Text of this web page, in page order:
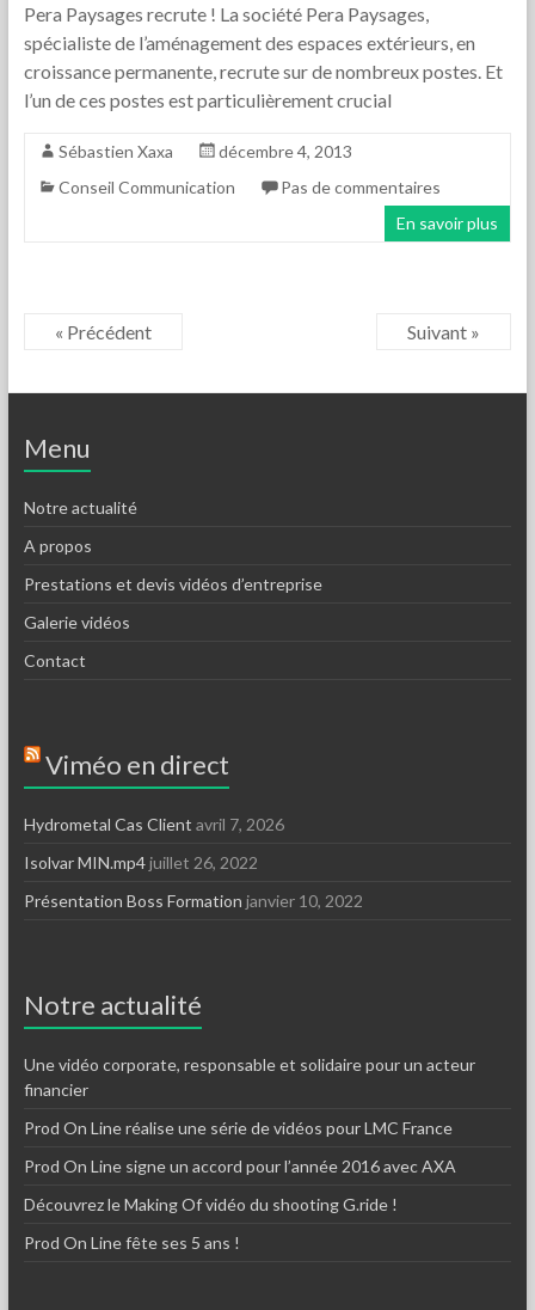
Pera Paysages recrute ! La société Pera Paysages,
spécialiste de l’aménagement des espaces extérieurs, en
croissance permanente, recrute sur de nombreux postes. Et
l’un de ces postes est particulièrement crucial
Sébastien Xaxa
décembre 4, 2013
Conseil Communication
Pas de commentaires
En savoir plus
« Précédent Suivant »
Menu
Notre actualité
A propos
Prestations et devis vidéos d’entreprise
Galerie vidéos
Contact
Viméo en direct
Hydrometal Cas Client avril 7, 2026
Isolvar MIN.mp4juillet 26, 2022
Présentation Boss Formation janvier 10, 2022
Notre actualité
Une vidéo corporate, responsable et solidaire pour un acteur
financier
Prod On Line réalise une série de vidéos pour LMC France
Prod On Line signe un accord pour l’année 2016 avec AXA
Découvrez le Making Of vidéo du shooting G.ride !
Prod On Line fête ses 5 ans !